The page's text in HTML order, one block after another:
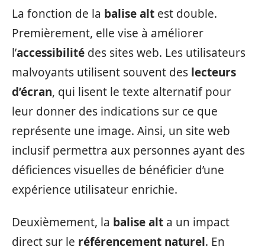
La fonction de la balise alt est double.
Premièrement, elle vise à améliorer
l’accessibilité des sites web. Les utilisateurs
malvoyants utilisent souvent des lecteurs
d’écran, qui lisent le texte alternatif pour
leur donner des indications sur ce que
représente une image. Ainsi, un site web
inclusif permettra aux personnes ayant des
déficiences visuelles de bénéficier d’une
expérience utilisateur enrichie.
Deuxièmement, la balise alt a un impact
direct sur le référencement naturel. En